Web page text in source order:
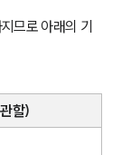
므로 아래의 기
할)